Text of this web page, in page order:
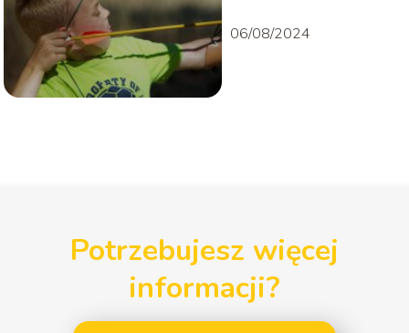
06/08/2024
Potrzebujesz więcej
informacji?